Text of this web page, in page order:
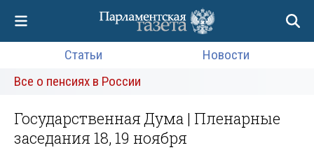
Статьи
Новости
Все о пенсиях в России
Государственная Дума | Пленарные
заседания 18, 19 ноября